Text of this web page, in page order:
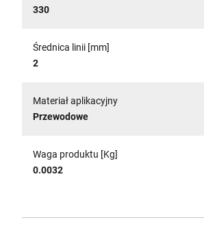
330
Średnica linii [mm]
2
Materiał aplikacyjny
Przewodowe
Waga produktu [Kg]
0.0032